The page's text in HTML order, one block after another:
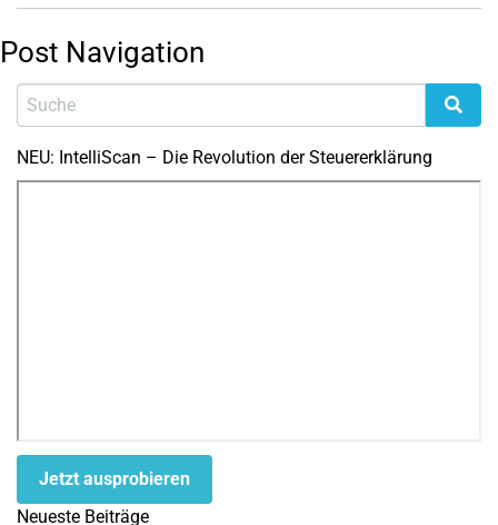
Post Navigation
NEU: IntelliScan – Die Revolution der Steuererklärung
Jetzt ausprobieren
Neueste Beiträge